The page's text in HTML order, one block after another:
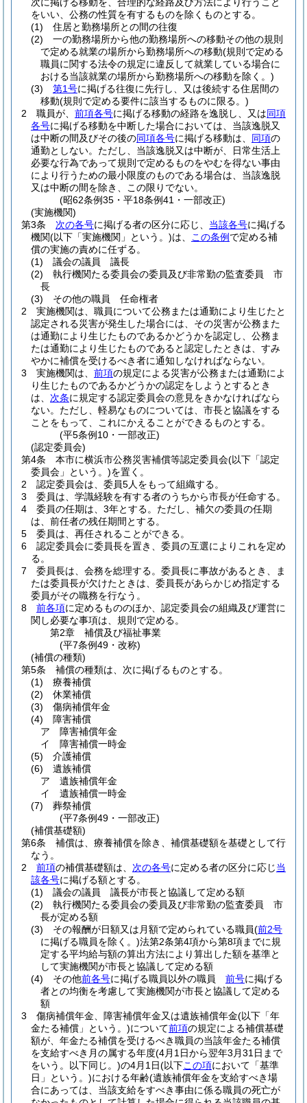
をいい、公務の性質を有するものを除くものとする。
(1)
住居と勤務場所との間の往復
(2)
一の勤務場所から他の勤務場所への移動その他の規則
で定める就業の場所から勤務場所への移動(規則で定める
職員に関する法令の規定に違反して就業している場合に
おける当該就業の場所から勤務場所への移動を除く。)
(3)
第1号に掲げる往復に先行し、又は後続する住居間の
移動(規則で定める要件に該当するものに限る。)
2
職員が、 前項各号に掲げる移動の経路を逸脱し、又は同項
各号に掲げる移動を中断した場合においては、当該逸脱又
は中断の間及びその後の同項各号に掲げる移動は、 同項の
通勤としない。 ただし、当該逸脱又は中断が、日常生活上
必要な行為であって規則で定めるものをやむを得ない事由
により行うための最小限度のものである場合は、当該逸脱
又は中断の間を除き、この限りでない。
(昭62条例35・平18条例41・一部改正)
(実施機関)
第3条
次の各号に掲げる者の区分に応じ、 当該各号に掲げる
機関(以下「実施機関」という。)は、 この条例 で定める補
償の実施の責めに任ずる。
(1)
議会の議員 議長
(2)
執行機関たる委員会の委員及び非常勤の監査委員 市
長
(3)
その他の職員 任命権者
2
実施機関は、職員について公務または通勤により生じたと
認定される災害が発生した場合には、その災害が公務また
は通勤により生じたものであるかどうかを認定し、公務ま
たは通勤により生じたものであると認定したときは、すみ
やかに補償を受けるべき者に通知しなければならない。
3
実施機関は、 前項の規定による災害が公務または通勤によ
り生じたものであるかどうかの認定をしようとするとき
は、 次条に規定する認定委員会の意見をきかなければなら
ない。 ただし、軽易なものについては、市長と協議をする
ことをもって、これにかえることができるものとする。
(平5条例10・一部改正)
(認定委員会)
第4条
本市に横浜市公務災害補償等認定委員会(以下「認定
委員会」という。)を置く。
2
認定委員会は、委員5人をもって組織する。
3
委員は、学識経験を有する者のうちから市長が任命する。
4
委員の任期は、3年とする。 ただし、補欠の委員の任期
は、前任者の残任期間とする。
5
委員は、再任されることができる。
6
認定委員会に委員長を置き、委員の互選によりこれを定め
る。
7
委員長は、会務を総理する。 委員長に事故があるとき、ま
たは委員長が欠けたときは、委員長があらかじめ指定する
委員がその職務を行なう。
8
前各項に定めるもののほか、認定委員会の組織及び運営に
関し必要な事項は、規則で定める。
第2章
補償及び福祉事業
(平7条例49・改称)
(補償の種類)
第5条
補償の種類は、次に掲げるものとする。
(1)
療養補償
(2)
休業補償
(3)
傷病補償年金
(4)
障害補償
ア
障害補償年金
イ
障害補償一時金
(5)
介護補償
(6)
遺族補償
ア
遺族補償年金
イ
遺族補償一時金
(7)
葬祭補償
(平7条例49・一部改正)
(補償基礎額)
第6条
補償は、療養補償を除き、補償基礎額を基礎として行
なう。
2
前項の補償基礎額は、 次の各号に定める者の区分に応じ当
該各号に掲げる額とする。
(1)
議会の議員 議長が市長と協議して定める額
(2)
執行機関たる委員会の委員及び非常勤の監査委員 市
長が定める額
(3)
その報酬が日額又は月額で定められている職員(前2号
に掲げる職員を除く。)法第2条第4項から第8項までに規
定する平均給与額の算出方法により算出した額を基準と
して実施機関が市長と協議して定める額
(4)
その他前各号に掲げる職員以外の職員 前号に掲げる
者との均衡を考慮して実施機関が市長と協議して定める
額
3
傷病補償年金、障害補償年金又は遺族補償年金(以下「年
金たる補償」という。)について前項の規定による補償基礎
額が、年金たる補償を受けるべき職員の当該年金たる補償
を支給すべき月の属する年度(4月1日から翌年3月31日まで
をいう。以下同じ。)の4月1日(以下この項において「基準
日」という。)における年齢(遺族補償年金を支給すべき場
合にあっては、当該支給をすべき事由に係る職員の死亡が